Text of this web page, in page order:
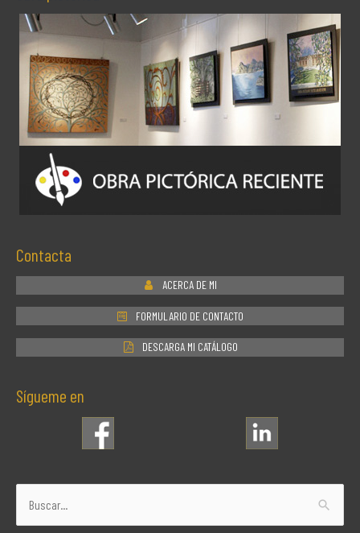
Contacta
ACERCA DE MI
FORMULARIO DE CONTACTO
DESCARGA MI CATÁLOGO
Sígueme en
Buscar
por: